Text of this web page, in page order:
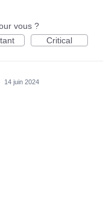
vous ?
Critical
14 juin 2024